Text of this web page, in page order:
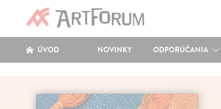
ÚVOD NOVINKY ODPORÚČANIA